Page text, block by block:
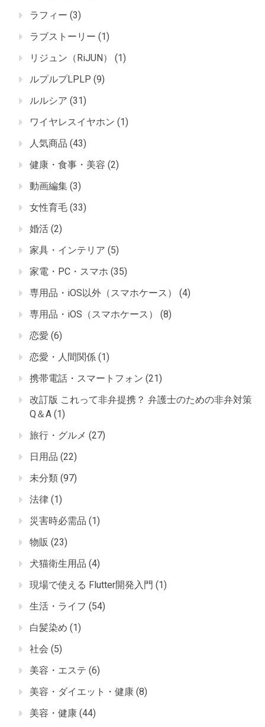
ラフィー (3)
ラブストーリー (1)
リジュン（RiJUN）
(1)
ルプルプLPLP (9)
ルルシア (31)
ワイヤレスイヤホン (1)
人気商品 (43)
健康・食事・美容 (2)
動画編集 (3)
女性育毛 (33)
婚活 (2)
家具・インテリア (5)
家電・PC・スマホ (35)
専用品・iOS以外（スマホケース）
(4)
専用品・iOS（スマホケース）
(8)
恋愛 (6)
恋愛・人間関係 (1)
携帯電話・スマートフォン (21)
改訂版 これって非弁提携？ 弁護士のための非弁対策
Q＆A (1)
旅行・グルメ (27)
日用品 (22)
未分類 (97)
法律 (1)
災害時必需品 (1)
物販 (23)
犬猫衛生用品 (4)
現場で使える Flutter開発入門 (1)
生活・ライフ (54)
白髪染め (1)
社会 (5)
美容・エステ (6)
美容・ダイエット・健康 (8)
美容・健康 (44)